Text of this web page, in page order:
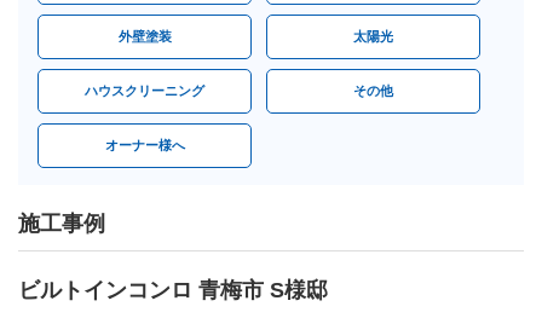
外壁塗装 太陽光
ハウスクリーニング その他
オーナー様へ
施工事例
ビルトインコンロ 青梅市 S様邸